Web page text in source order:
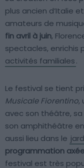
plus ancien d’Italie
amateurs de
fin avril à juin,
spectacles, enrichis
activités familiales.
Le festival se tient
Musicale Fiorentino,
avec son théâtre,
son amphithéâtre
aussi lieu dans le
programmation
festival est très